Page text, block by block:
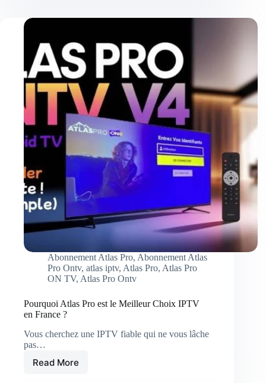
et
Astuces
Utiles
Abonnement Atlas Pro, Abonnement Atlas
Pro Ontv, atlas iptv, Atlas Pro, Atlas Pro
ON TV, Atlas Pro Ontv
Pourquoi Atlas Pro est le Meilleur Choix IPTV
en France ?
Vous cherchez une IPTV fiable qui ne vous lâche
pas…
Read More
Pourquoi